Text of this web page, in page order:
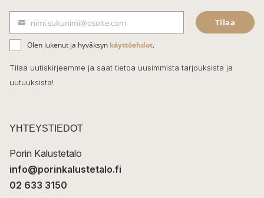
e
b
o
o
k
ä
h
k
t
nimi.sukunimi@osoite.com Tilaa
Olen lukenut ja hyväksyn käyttöehdot.
Tilaa uutiskirjeemme ja saat tietoa uusimmista tarjouksista ja
uutuuksista!
YHTEYSTIEDOT
Porin Kalustetalo
info@porinkalustetalo.fi
02 633 3150